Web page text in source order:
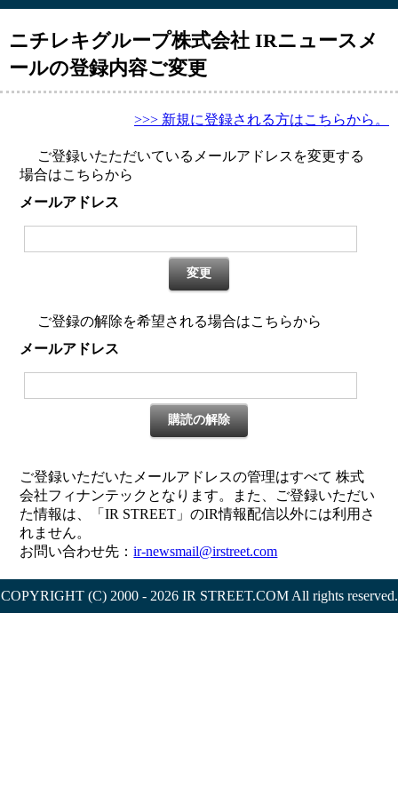
ニチレキグループ株式会社 IRニュースメ
ールの登録内容ご変更
>>> 新規に登録される方はこちらから。
ご登録いたただいているメールアドレスを変更する
場合はこちらから
メールアドレス
変更
ご登録の解除を希望される場合はこちらから
メールアドレス
購読の解除
ご登録いただいたメールアドレスの管理はすべて 株式
会社フィナンテックとなります。また、ご登録いただい
た情報は、「IR STREET」のIR情報配信以外には利用さ
れません。
お問い合わせ先：ir-newsmail@irstreet.com
COPYRIGHT (C) 2000 - 2026 IR STREET.COM All rights reserved.